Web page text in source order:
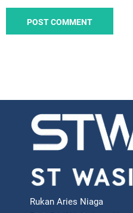
Rukan Aries Niaga